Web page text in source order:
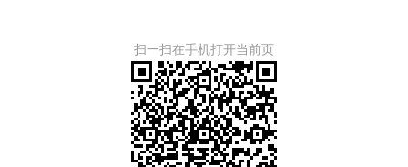
扫一扫在手机打开当前页